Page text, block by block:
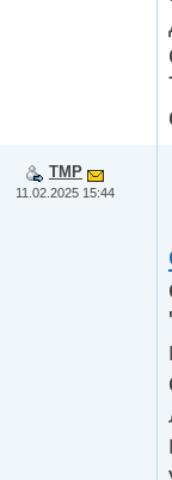
TMP
11.02.2025 15:44